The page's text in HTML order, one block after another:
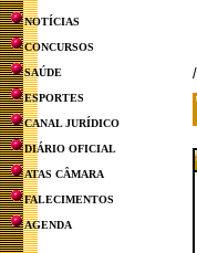
NOTÍCIAS
CONCURSOS
SAÚDE
ESPORTES
CANAL JURÍDICO
DIÁRIO OFICIAL
ATAS CÂMARA
FALECIMENTOS
AGENDA